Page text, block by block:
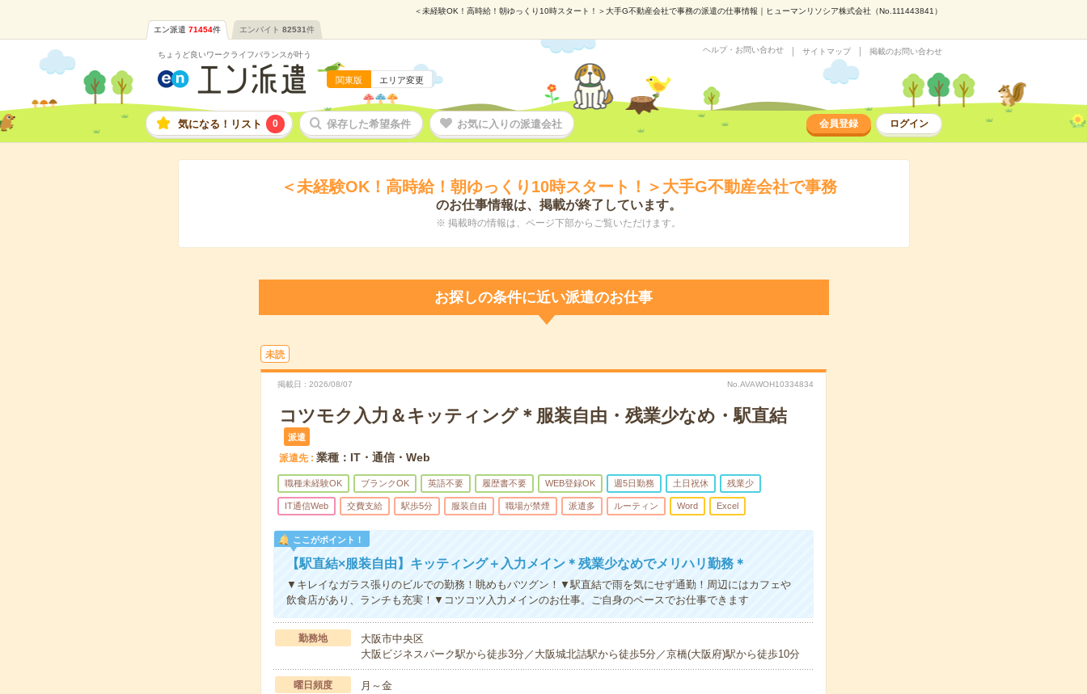
＜未経験OK！高時給！朝ゆっくり10時スタート！＞大手G不動産会社で事務の派遣の仕事情報｜ヒューマンリソシア株式会社（No.111443841）
エン派遣 71454件 エンバイト 82531件
ちょうど良いワークライフバランスが叶う
関東版 エリア変更
ヘルプ・お問い合わせ サイトマップ 掲載のお問い合わせ
気になる！リスト 0 保存した希望条件 お気に入りの派遣会社 会員登録 ログイン
＜未経験OK！高時給！朝ゆっくり10時スタート！＞大手G不動産会社で事務
のお仕事情報は、掲載が終了しています。
※ 掲載時の情報は、ページ下部からご覧いただけます。
お探しの条件に近い派遣のお仕事
未読
掲載日 2026/08/07 No.AVAWOH10334834
コツモク入力＆キッティング＊服装自由・残業少なめ・駅直結
派遣
派遣先 業種：IT・通信・Web
職種未経験OK ブランクOK 英語不要 履歴書不要 WEB登録OK 週5日勤務 土日祝休 残業少
IT通信Web 交費支給 駅歩5分 服装自由 職場が禁煙 派遣多 ルーティン Word Excel
ここがポイント！
【駅直結×服装自由】キッティング＋入力メイン＊残業少なめでメリハリ勤務＊
▼キレイなガラス張りのビルでの勤務！眺めもバツグン！▼駅直結で雨を気にせず通勤！周辺にはカフェや
飲食店があり、ランチも充実！▼コツコツ入力メインのお仕事。ご自身のペースでお仕事できます
勤務地
大阪市中央区
大阪ビジネスパーク駅から徒歩3分／大阪城北詰駅から徒歩5分／京橋(大阪府)駅から徒歩10分
曜日頻度 月～金